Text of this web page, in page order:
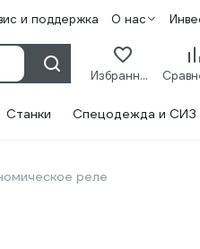
и поддержка О нас
Избранное
Станки Спецодежда и СИЗ
реле